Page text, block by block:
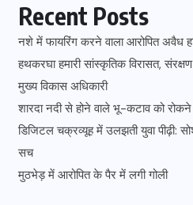
Recent Posts
नशे में फायरिंग करने वाला आरोपित अवैध
हथकरघा हमारी सांस्कृतिक विरासत,
मुख्य विकास अधिकारी
शारदा नदी से होने वाले भू-कटाव को
डिजिटल चक्रव्यूह में उलझती युवा पीढ़ी:
सच
मुठभेड़ में आरोपित के पैर में लगी गोली